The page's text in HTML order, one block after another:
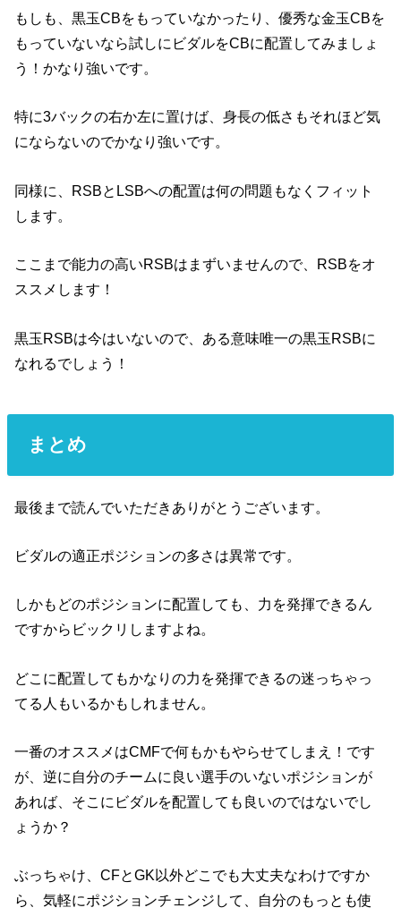
もしも、黒玉CBをもっていなかったり、優秀な金玉CBを
もっていないなら試しにビダルをCBに配置してみましょ
う！かなり強いです。
特に3バックの右か左に置けば、身長の低さもそれほど気
にならないのでかなり強いです。
同様に、RSBとLSBへの配置は何の問題もなくフィット
します。
ここまで能力の高いRSBはまずいませんので、RSBをオ
ススメします！
黒玉RSBは今はいないので、ある意味唯一の黒玉RSBに
なれるでしょう！
まとめ
最後まで読んでいただきありがとうございます。
ビダルの適正ポジションの多さは異常です。
しかもどのポジションに配置しても、力を発揮できるん
ですからビックリしますよね。
どこに配置してもかなりの力を発揮できるの迷っちゃっ
てる人もいるかもしれません。
一番のオススメはCMFで何もかもやらせてしまえ！です
が、逆に自分のチームに良い選手のいないポジションが
あれば、そこにビダルを配置しても良いのではないでし
ょうか？
ぶっちゃけ、CFとGK以外どこでも大丈夫なわけですか
ら、気軽にポジションチェンジして、自分のもっとも使